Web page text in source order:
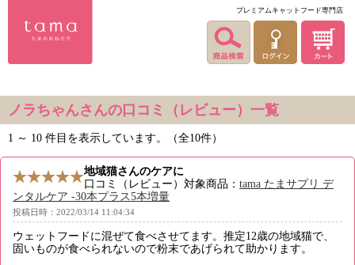
プレミアムキャットフード専門店
ノラちゃんさんの口コミ（レビュー）一覧
1 ～ 10 件目を表示しています。（全10件）
地域猫さんのケアに
口コミ（レビュー）対象商品： tama たまサプリ デ
ンタルケア -30本プラス5本増量
投稿日時：2022/03/14 11:04:34
ウェットフードに混ぜて食べさせてます。推定12歳の地域猫で、
固いものが食べられないので粉末であげられて助かります。